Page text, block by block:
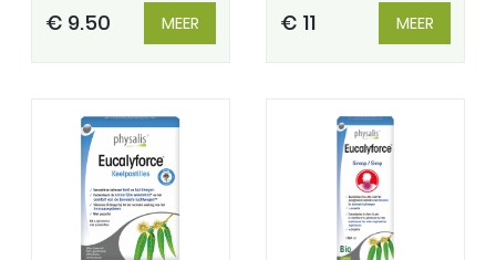
€ 9.50 MEER € 11 MEER